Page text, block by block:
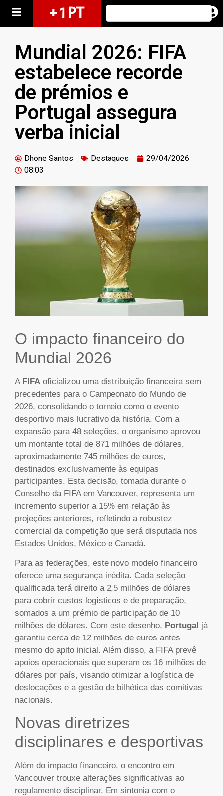
+ 1 PT
Mundial 2026: FIFA
estabelece recorde
de prémios e
Portugal assegura
verba inicial
Dhone Santos Destaques
29/04/2026
08:03
O impacto financeiro do
Mundial 2026
A FIFA oficializou uma distribuição financeira sem
precedentes para o Campeonato do Mundo de
2026, consolidando o torneio como o evento
desportivo mais lucrativo da história. Com a
expansão para 48 seleções, o organismo aprovou
um montante total de 871 milhões de dólares,
aproximadamente 745 milhões de euros,
destinados exclusivamente às equipas
participantes. Esta decisão, tomada durante o
Conselho da FIFA em Vancouver, representa um
incremento superior a 15% em relação às
projeções anteriores, refletindo a robustez
comercial da competição que será disputada nos
Estados Unidos, México e Canadá.
Para as federações, este novo modelo financeiro
oferece uma segurança inédita. Cada seleção
qualificada terá direito a 2,5 milhões de dólares
para cobrir custos logísticos e de preparação,
somados a um prémio de participação de 10
milhões de dólares. Com este desenho, Portugal já
garantiu cerca de 12 milhões de euros antes
mesmo do apito inicial. Além disso, a FIFA prevê
apoios operacionais que superam os 16 milhões de
dólares por país, visando otimizar a logística de
deslocações e a gestão de bilhética das comitivas
nacionais.
Novas diretrizes
disciplinares e desportivas
Além do impacto financeiro, o encontro em
Vancouver trouxe alterações significativas ao
regulamento disciplinar. Em sintonia com o